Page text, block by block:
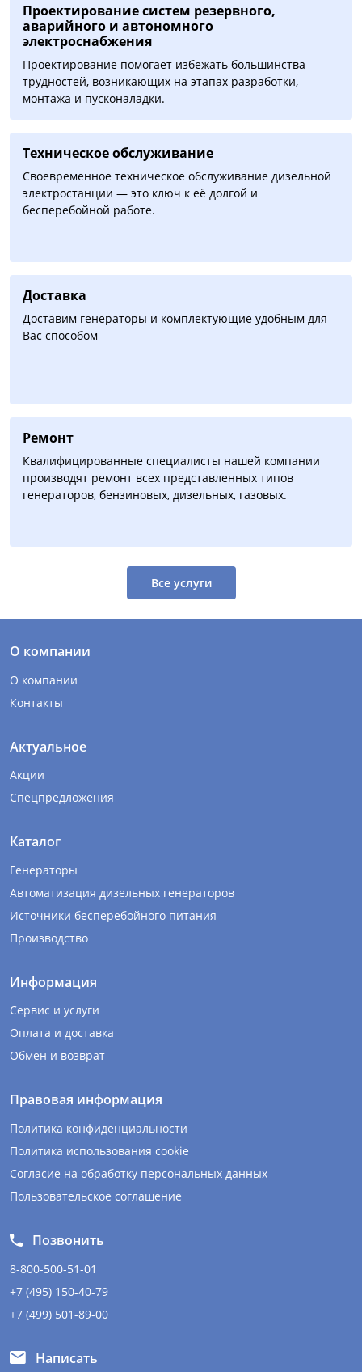
Проектирование систем резервного,
аварийного и автономного
электроснабжения
Проектирование помогает избежать большинства
трудностей, возникающих на этапах разработки,
монтажа и пусконаладки.
Техническое обслуживание
Своевременное техническое обслуживание дизельной
электростанции — это ключ к её долгой и
бесперебойной работе.
Доставка
Доставим генераторы и комплектующие удобным для
Вас способом
Ремонт
Квалифицированные специалисты нашей компании
производят ремонт всех представленных типов
генераторов, бензиновых, дизельных, газовых.
Все услуги
О компании
О компании
Контакты
Актуальное
Акции
Спецпредложения
Каталог
Генераторы
Автоматизация дизельных генераторов
Источники бесперебойного питания
Производство
Информация
Сервис и услуги
Оплата и доставка
Обмен и возврат
Правовая информация
Политика конфиденциальности
Политика использования cookie
Согласие на обработку персональных данных
Пользовательское соглашение
Позвонить
8-800-500-51-01
+7 (495) 150-40-79
+7 (499) 501-89-00
Написать